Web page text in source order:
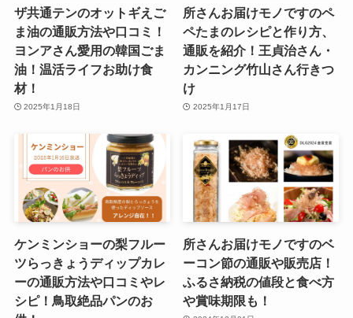
ザ共通テンのオットギえご
ま油の通販方法や口コミ！
ヨンアさん愛用の韓国ごま
油！温活ライフお助け食
材！
2025年1月18日
所さんお届けモノですのペ
ペたまのレシピと作り方、
通販を紹介！王貞治さん・
カンニング竹山さん行きつ
け
2025年1月17日
ケンミンショーの梨フルー
ツらっきょうディップカレ
ーの通販方法や口コミやレ
シピ！鳥取絶品パンのお
所さんお届けモノですのベ
ーコン節の通販や販売店！
ふるさ納税の値段と食べ方
や賞味期限も！